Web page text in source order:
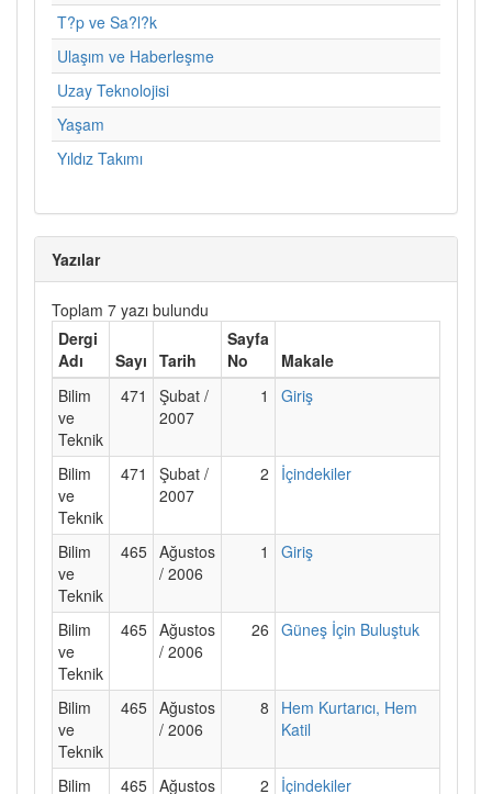
T?p ve Sa?l?k
Ulaşım ve Haberleşme
Uzay Teknolojisi
Yaşam
Yıldız Takımı
Yazılar
Toplam 7 yazı bulundu
Dergi
Adı
Sayı Tarih
Sayfa
No
Makale
Bilim
ve
Teknik
471
Şubat /
2007
1 Giriş
Bilim
ve
Teknik
471
Şubat /
2007
2 İçindekiler
Bilim
ve
Teknik
465 Ağustos
/ 2006
1 Giriş
Bilim
ve
Teknik
465 Ağustos
/ 2006
26 Güneş İçin Buluştuk
Bilim
ve
Teknik
465 Ağustos
/ 2006
8
Hem Kurtarıcı, Hem
Katil
Bilim 465 Ağustos 2 İçindekiler